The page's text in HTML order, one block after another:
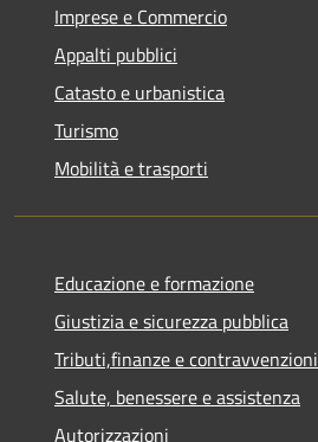
Imprese e Commercio
Appalti pubblici
Catasto e urbanistica
Turismo
Mobilità e trasporti
Educazione e formazione
Giustizia e sicurezza pubblica
Tributi,finanze e contravvenzioni
Salute, benessere e assistenza
Autorizzazioni